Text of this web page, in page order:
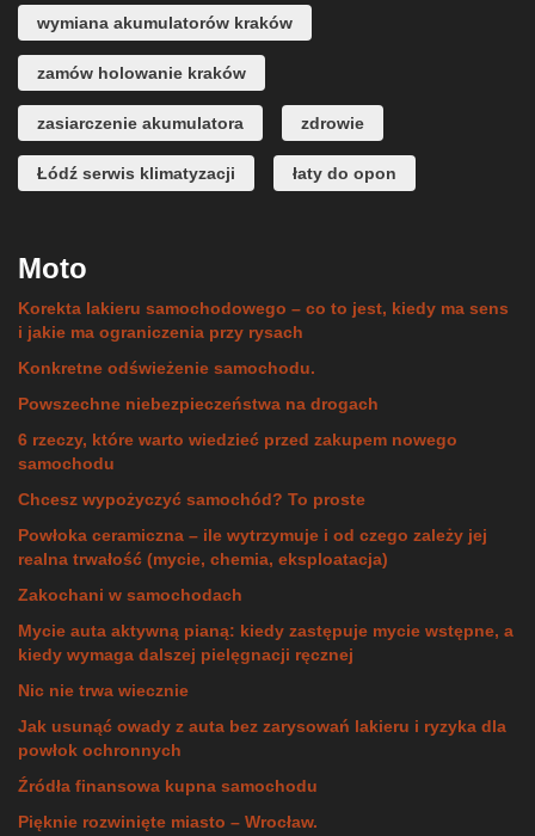
wymiana akumulatorów kraków
zamów holowanie kraków
zasiarczenie akumulatora zdrowie
Łódź serwis klimatyzacji łaty do opon
Moto
Korekta lakieru samochodowego – co to jest, kiedy ma sens
i jakie ma ograniczenia przy rysach
Konkretne odświeżenie samochodu.
Powszechne niebezpieczeństwa na drogach
6 rzeczy, które warto wiedzieć przed zakupem nowego
samochodu
Chcesz wypożyczyć samochód? To proste
Powłoka ceramiczna – ile wytrzymuje i od czego zależy jej
realna trwałość (mycie, chemia, eksploatacja)
Zakochani w samochodach
Mycie auta aktywną pianą: kiedy zastępuje mycie wstępne, a
kiedy wymaga dalszej pielęgnacji ręcznej
Nic nie trwa wiecznie
Jak usunąć owady z auta bez zarysowań lakieru i ryzyka dla
powłok ochronnych
Źródła finansowa kupna samochodu
Pięknie rozwinięte miasto – Wrocław.